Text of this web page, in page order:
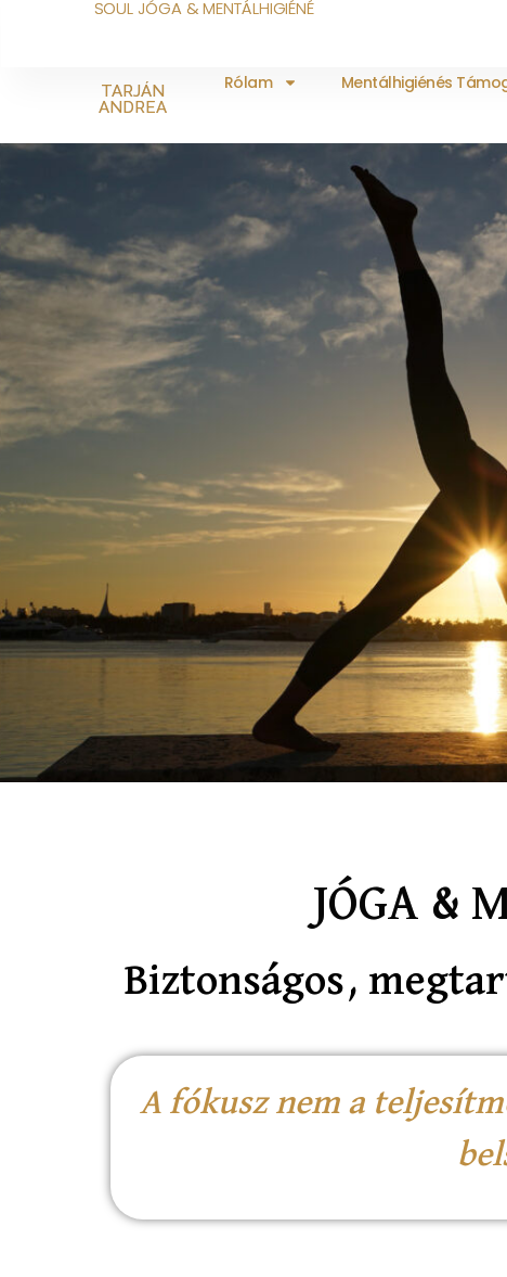
SOUL JÓGA & MENTÁLHIGIÉNÉ
TARJÁN
ANDREA
Rólam Mentálhigiénés
JÓGA &
Biztonságos,
A fókusz nem a